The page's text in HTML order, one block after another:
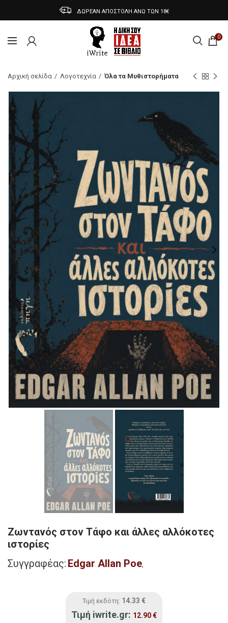
ΔΩΡΕΑΝ ΑΠΟΣΤΟΛΗ ΑΝΩ ΤΩΝ 18€
0
Αρχική σελίδα Λογοτεχνία Όλα τα Μυθιστορήματα
Ζωντανός στον Τάφο και άλλες αλλόκοτες
ιστορίες
Συγγραφέας: Edgar Allan Poe,
Τιμή εκδότη: 14.33 €
Τιμή iwrite.gr: 12.90€